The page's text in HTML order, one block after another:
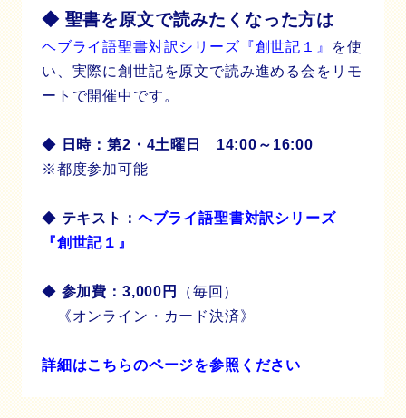
◆ 聖書を原文で読みたくなった方は
ヘブライ語聖書対訳シリーズ『創世記１』
を使
い、実際に創世記を原文で読み進める会をリモ
ートで開催中です。
◆ 日時：第2・4土曜日 14:00～16:00
※都度参加可能
◆ テキスト： ヘブライ語聖書対訳シリーズ
『創世記１』
◆ 参加費：3,000円
（毎回）
《オンライン・カード決済》
詳細はこちらのページを参照ください